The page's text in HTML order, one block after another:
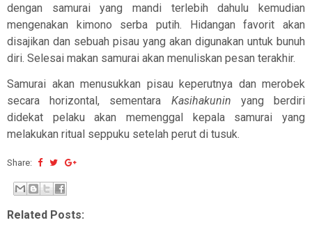
dengan samurai yang mandi terlebih dahulu kemudian
mengenakan kimono serba putih. Hidangan favorit akan
disajikan dan sebuah pisau yang akan digunakan untuk bunuh
diri. Selesai makan samurai akan menuliskan pesan terakhir.
Samurai akan menusukkan pisau keperutnya dan merobek
secara horizontal, sementara Kasihakunin yang berdiri
didekat pelaku akan memenggal kepala samurai yang
melakukan ritual seppuku setelah perut di tusuk.
Share:
Related Posts: